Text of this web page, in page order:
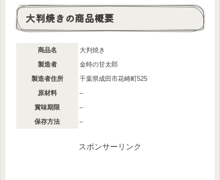
大判焼きの商品概要
商品名
大判焼き
製造者
金時の甘太郎
製造者住所
千葉県成田市花崎町525
原材料
–
賞味期限
–
保存方法
–
スポンサーリンク